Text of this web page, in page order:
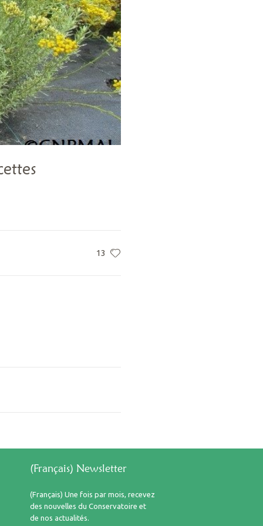
13
(Français) Newsletter
(Français) Une fois par mois, recevez
des nouvelles du Conservatoire et
de nos actualités.